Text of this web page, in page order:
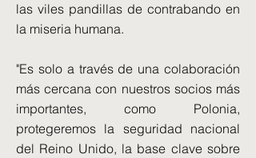
las viles pandillas de contrabando en
la miseria humana.
"Es solo a través de una colaboración
más cercana con nuestros socios más
importantes, como Polonia,
protegeremos la seguridad nacional
del Reino Unido, la base clave sobre